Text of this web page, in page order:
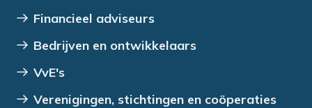
Financieel adviseurs
Bedrijven en ontwikkelaars
VvE's
Verenigingen, stichtingen en coöperaties